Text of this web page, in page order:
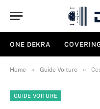
ONE DEKRA
Home » Guide Voiture »
GUIDE VOITURE